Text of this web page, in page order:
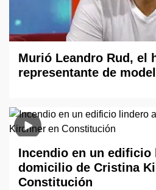
Murió Leandro Rud, el
representante de
Incendio en un edificio
domicilio de Cristina
Constitución